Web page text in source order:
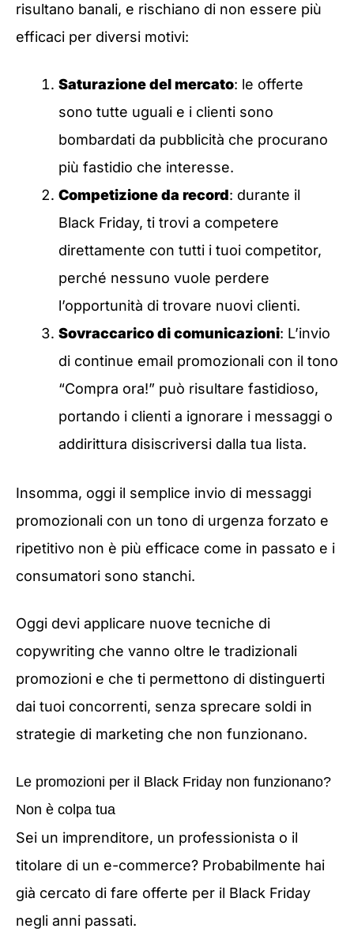
risultano banali, e rischiano di non essere più
efficaci per diversi motivi:
Saturazione del mercato: le offerte
sono tutte uguali e i clienti sono
bombardati da pubblicità che procurano
più fastidio che interesse.
Competizione da record: durante il
Black Friday, ti trovi a competere
direttamente con tutti i tuoi competitor,
perché nessuno vuole perdere
l’opportunità di trovare nuovi clienti.
Sovraccarico di comunicazioni: L’invio
di continue email promozionali con il tono
“Compra ora!” può risultare fastidioso,
portando i clienti a ignorare i messaggi o
addirittura disiscriversi dalla tua lista.
Insomma, oggi il semplice invio di messaggi
promozionali con un tono di urgenza forzato e
ripetitivo non è più efficace come in passato e i
consumatori sono stanchi.
Oggi devi applicare nuove tecniche di
copywriting che vanno oltre le tradizionali
promozioni e che ti permettono di distinguerti
dai tuoi concorrenti, senza sprecare soldi in
strategie di marketing che non funzionano.
Le promozioni per il Black Friday non funzionano?
Non è colpa tua
Sei un imprenditore, un professionista o il
titolare di un e-commerce? Probabilmente hai
già cercato di fare offerte per il Black Friday
negli anni passati.